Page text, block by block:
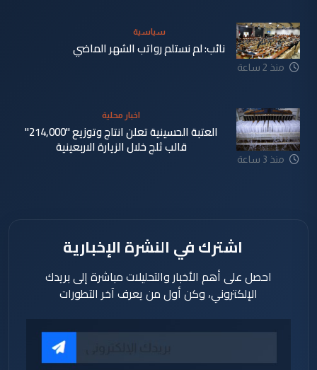
منذ 2 ساعة
سياسية
نائب: لم نستلم رواتب الشهر الماضي
منذ 3 ساعة
اخبار محلية
العتبة الحسينية تعلن انتاج وتوزيع "214,000"
قالب ثلج خلال الزيارة الاربعينية
اشترك في النشرة الإخبارية
احصل على أهم الأخبار والتحليلات مباشرة إلى بريدك
الإلكتروني، وكن أول من يعرف آخر التطورات